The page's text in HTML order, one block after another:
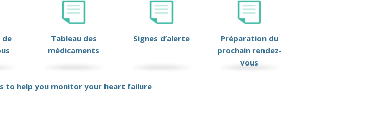
de
Tableau des
médicaments
Signes d’alerte
Préparation du
prochain rendez-
vous
to help you monitor your heart failure